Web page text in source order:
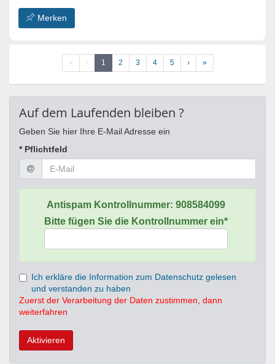
Merken
« ‹ 1 2 3 4 5 › »
Auf dem Laufenden bleiben ?
Geben Sie hier Ihre E-Mail Adresse ein
* Pflichtfeld
Antispam Kontrollnummer: 908584099
Bitte fügen Sie die Kontrollnummer ein*
Ich erkläre die Information zum Datenschutz gelesen
und verstanden zu haben
Zuerst der Verarbeitung der Daten zustimmen, dann
weiterfahren
Aktivieren